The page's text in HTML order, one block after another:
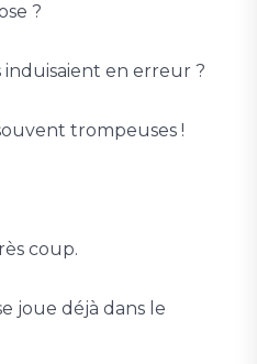
?
induisaient en erreur ?
trompeuses !
coup.
joue déjà dans le